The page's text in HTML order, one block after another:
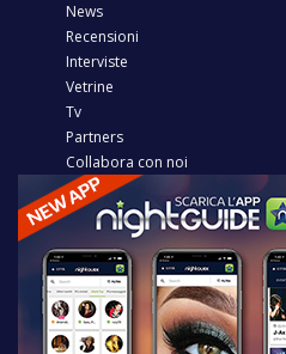
News
Recensioni
Interviste
Vetrine
Tv
Partners
Collabora con noi